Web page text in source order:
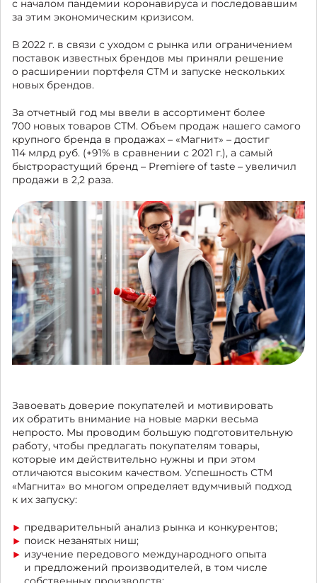
с началом пандемии коронавируса и последовавшим
за этим экономическим кризисом.
В 2022 г. в связи с уходом с рынка или ограничением
поставок известных брендов мы приняли решение
о расширении портфеля СТМ и запуске нескольких
новых брендов.
За отчетный год мы ввели в ассортимент более
700 новых товаров СТМ. Объем продаж нашего самого
крупного бренда в продажах – «Магнит» – достиг
114 млрд руб. (+91% в сравнении с 2021 г.), а самый
быстрорастущий бренд – Premiere of taste – увеличил
продажи в 2,2 раза.
Завоевать доверие покупателей и мотивировать
их обратить внимание на новые марки весьма
непросто. Мы проводим большую подготовительную
работу, чтобы предлагать покупателям товары,
которые им действительно нужны и при этом
отличаются высоким качеством. Успешность СТМ
«Магнита» во многом определяет вдумчивый подход
к их запуску:
предварительный анализ рынка и конкурентов;
поиск незанятых ниш;
изучение передового международного опыта
и предложений производителей, в том числе